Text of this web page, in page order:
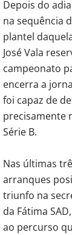
Depois do
na sequência
plantel
José Vala
campeonato
encerra a
foi capaz de
precisamente
Série B.
Nas últimas
arranques
triunfo na
da Fátima
ao percurso